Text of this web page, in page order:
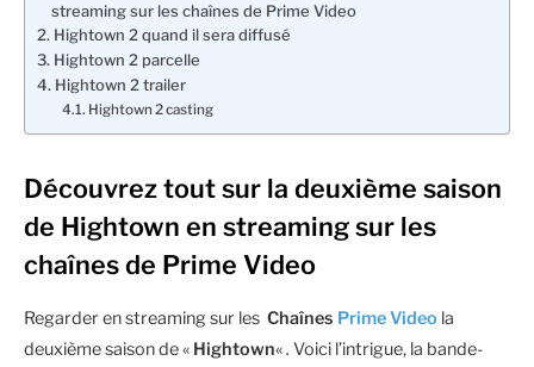
streaming sur les chaînes de Prime Video
Hightown 2 quand il sera diffusé
Hightown 2 parcelle
Hightown 2 trailer
Hightown 2 casting
Découvrez tout sur la deuxième saison
de Hightown en streaming sur les
chaînes de Prime Video
Regarder en streaming sur les Chaînes Prime Video la
deuxième saison de « Hightown«. Voici l’intrigue, la bande-